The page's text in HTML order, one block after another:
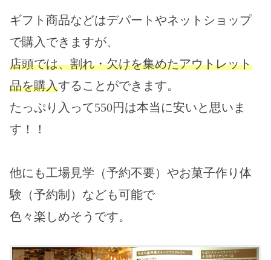
ギフト商品などはデパートやネットショップ
で購入できますが、
店頭では、割れ・欠けを集めたアウトレット
品を購入することができます。
たっぷり入って550円は本当に安いと思いま
す！！
他にも工場見学（予約不要）やお菓子作り体
験（予約制） なども可能で
色々楽しめそうです。